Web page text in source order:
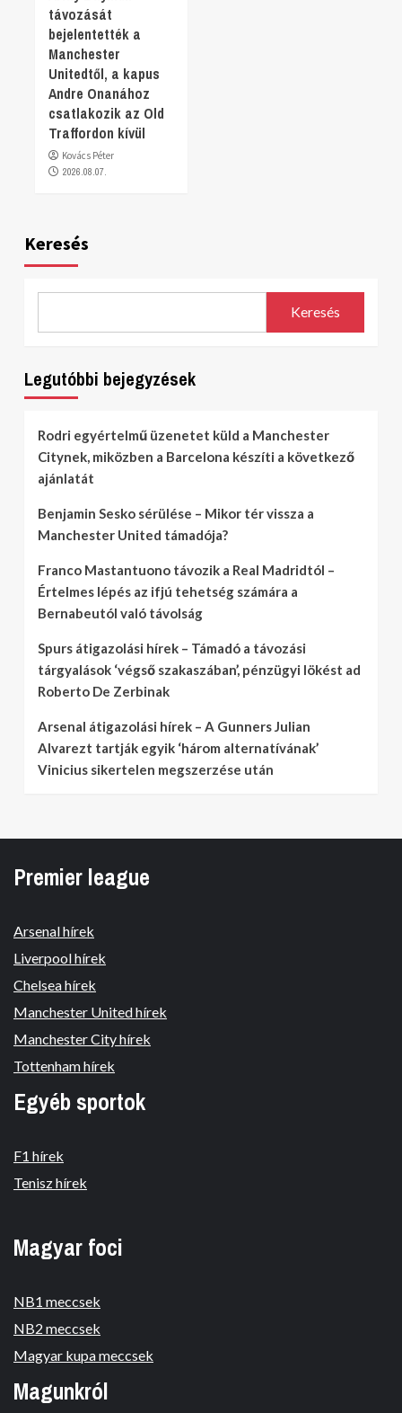
távozását
bejelentették a
Manchester
Unitedtől, a kapus
Andre Onanához
csatlakozik az Old
Traffordon kívül
Kovács Péter
2026.08.07.
Keresés
Keresés
Legutóbbi bejegyzések
Rodri egyértelmű üzenetet küld a Manchester
Citynek, miközben a Barcelona készíti a következő
ajánlatát
Benjamin Sesko sérülése – Mikor tér vissza a
Manchester United támadója?
Franco Mastantuono távozik a Real Madridtól –
Értelmes lépés az ifjú tehetség számára a
Bernabeutól való távolság
Spurs átigazolási hírek – Támadó a távozási
tárgyalások ‘végső szakaszában’, pénzügyi lökést ad
Roberto De Zerbinak
Arsenal átigazolási hírek – A Gunners Julian
Alvarezt tartják egyik ‘három alternatívának’
Vinicius sikertelen megszerzése után
Premier league
Arsenal hírek
Liverpool hírek
Chelsea hírek
Manchester United hírek
Manchester City hírek
Tottenham hírek
Egyéb sportok
F1 hírek
Tenisz hírek
Magyar foci
NB1 meccsek
NB2 meccsek
Magyar kupa meccsek
Magunkról